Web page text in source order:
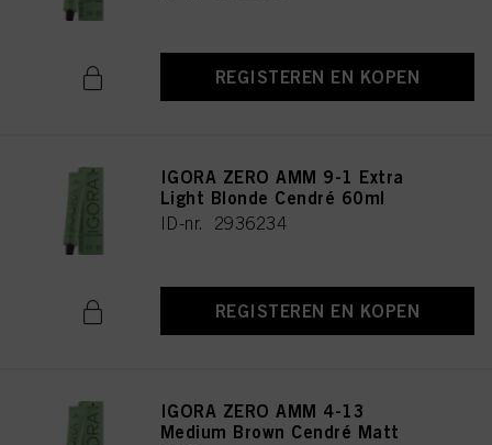
REGISTEREN EN KOPEN
IGORA ZERO AMM 9-1 Extra
Light Blonde Cendré 60ml
ID-nr. 2936234
REGISTEREN EN KOPEN
IGORA ZERO AMM 4-13
Medium Brown Cendré Matt